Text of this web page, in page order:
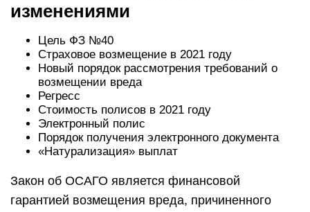
изменениями
Цель ФЗ №40
Страховое возмещение в 2021 году
Новый порядок рассмотрения требований о
возмещении вреда
Регресс
Стоимость полисов в 2021 году
Электронный полис
Порядок получения электронного документа
«Натурализация» выплат
Закон об ОСАГО является финансовой
гарантией возмещения вреда, причиненного